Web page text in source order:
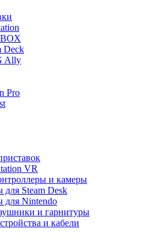
Deck
Ally
Pro
VR
и камеры
для Steam Desk
для Nintendo
и гарнитуры
и кабели